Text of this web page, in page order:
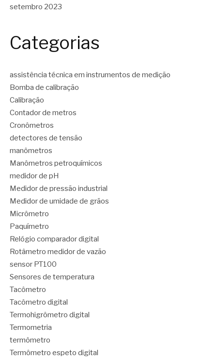
setembro 2023
Categorias
assistência técnica em instrumentos de medição
Bomba de calibração
Calibração
Contador de metros
Cronômetros
detectores de tensão
manômetros
Manômetros petroquímicos
medidor de pH
Medidor de pressão industrial
Medidor de umidade de grãos
Micrômetro
Paquímetro
Relógio comparador digital
Rotâmetro medidor de vazão
sensor PT100
Sensores de temperatura
Tacômetro
Tacômetro digital
Termohigrômetro digital
Termometria
termômetro
Termômetro espeto digital